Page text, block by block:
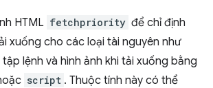
HTML fetchpriority để chỉ định
xuống cho các loại tài nguyên như
lệnh và hình ảnh khi tải xuống bằng
script . Thuộc tính này có thể